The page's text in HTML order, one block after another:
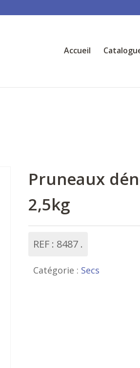
Accueil
Pruneaux
2,5kg
REF : 8487
Catégorie : Secs